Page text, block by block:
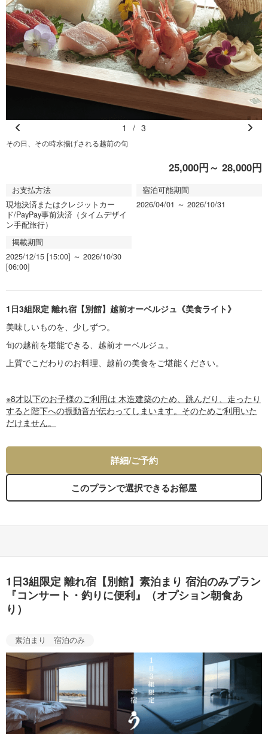
Pr
u
s
その日、その時水揚げされる越前の旬
xt
1 / 3
25,000円～ 28,000円
お支払方法
現地決済またはクレジットカー
ド/PayPay事前決済（タイムデザイ
ン手配旅行）
宿泊可能期間
2026/04/01 ～ 2026/10/31
掲載期間
2025/12/15 [15:00] ～ 2026/10/30
[06:00]
1日3組限定 離れ宿【別館】越前オーベルジュ《美食ライト》
美味しいものを、少しずつ。
旬の越前を堪能できる、越前オーベルジュ。
上質でこだわりのお料理、越前の美食をご堪能ください。
※8才以下のお子様のご利用は 木造建築のため、跳んだり、走ったり
すると階下への振動音が伝わってしまいます。そのためご利用いた
だけません。
詳細/ご予約
このプランで選択できるお部屋
1日3組限定 離れ宿【別館】素泊まり 宿泊のみプラン
『コンサート・釣りに便利』（オプション朝食あ
り）
素泊まり 宿泊のみ